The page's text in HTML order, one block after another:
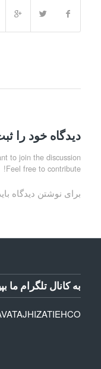
دیدگاه خود را
to join the discussion?
Feel free to contribute!
برای نوشتن دیدگاه
به کانال تلگرام ما